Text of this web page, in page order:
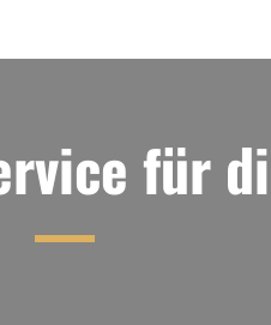
für